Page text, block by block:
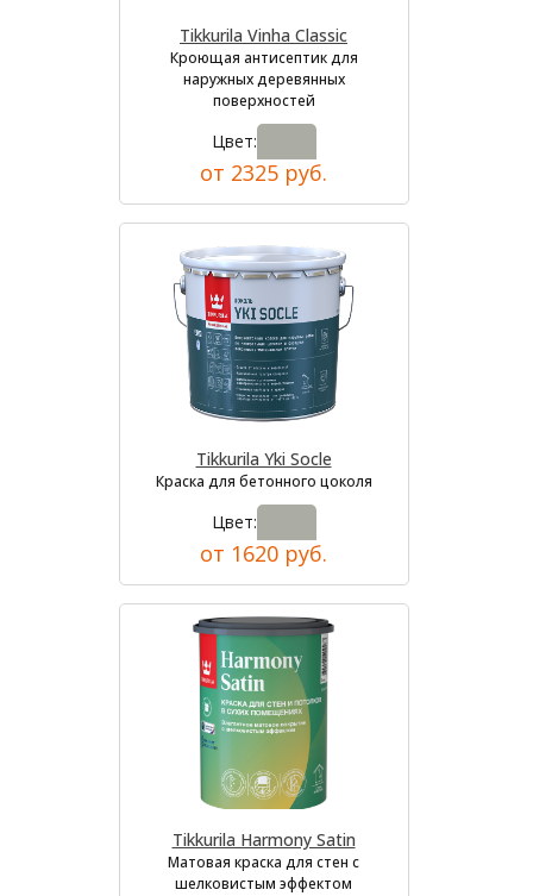
Tikkurila Vinha Classic
Кроющая антисептик для
наружных деревянных
поверхностей
Цвет:
от 2325 руб.
Tikkurila Yki Socle
Краска для бетонного цоколя
Цвет:
от 1620 руб.
Tikkurila Harmony Satin
Матовая краска для стен с
шелковистым эффектом